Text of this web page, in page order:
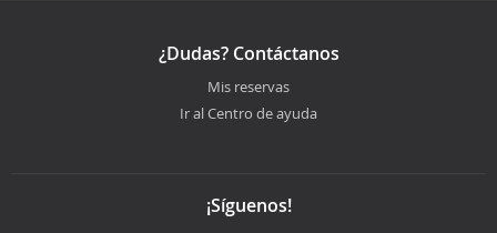
¿Dudas? Contáctanos
Mis reservas
Ir al Centro de ayuda
¡Síguenos!